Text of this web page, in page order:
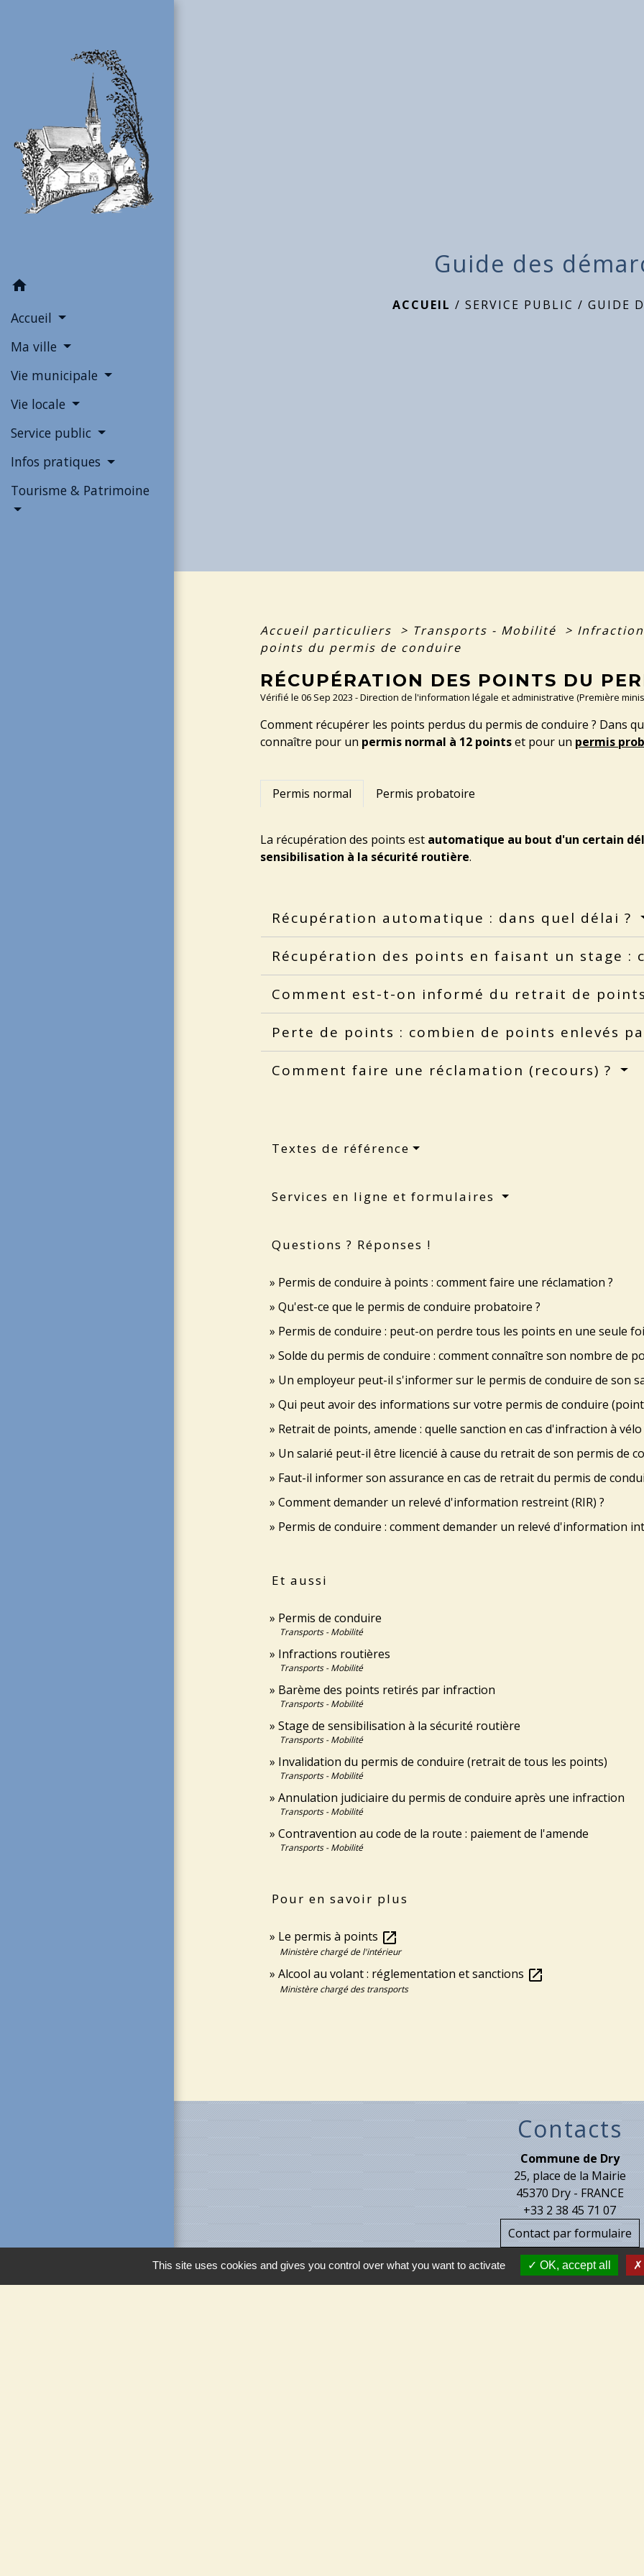
home
Accueil
Ma ville
Vie municipale
Vie locale
Service public
Infos pratiques
Tourisme & Patrimoine
Guide des
ACCUEIL /SERVICE PUBLIC /GUIDE
Accueil particuliers > Transports - Mobilité >
points du permis de conduire
RÉCUPÉRATION DES POINTS DU
Vérifié le 06 Sep 2023 - Direction de l'information légale et administrative (Première
Comment récupérer les points perdus du permis de conduire ? Dans
connaître pour un permis normal à 12 pointset pour un permis
Permis normal Permis probatoire
La récupération des points est automatique au bout d'un certain
sensibilisation à la sécurité routière.
Récupération automatique : dans quel délai ?
Récupération des points en faisant un stage :
Comment est-t-on informé du retrait de
Perte de points : combien de points enlevés
Comment faire une réclamation (recours) ?
Textes de référence
Services en ligne et formulaires
Questions ? Réponses !
Permis de conduire à points : comment faire une réclamation ?
Qu'est-ce que le permis de conduire probatoire ?
Permis de conduire : peut-on perdre tous les points en une seule
Solde du permis de conduire : comment connaître son nombre de
Un employeur peut-il s'informer sur le permis de conduire de son
Qui peut avoir des informations sur votre permis de conduire
Retrait de points, amende : quelle sanction en cas d'infraction à vélo
Un salarié peut-il être licencié à cause du retrait de son permis de
Faut-il informer son assurance en cas de retrait du permis de
Comment demander un relevé d'information restreint (RIR) ?
Permis de conduire : comment demander un relevé d'information
Et aussi
Permis de conduire
Transports - Mobilité
Infractions routières
Transports - Mobilité
Barème des points retirés par infraction
Transports - Mobilité
Stage de sensibilisation à la sécurité routière
Transports - Mobilité
Invalidation du permis de conduire (retrait de tous les points)
Transports - Mobilité
Annulation judiciaire du permis de conduire après une infraction
Transports - Mobilité
Contravention au code de la route : paiement de l'amende
Transports - Mobilité
Pour en savoir plus
Le permis à points open_in_new
Ministère chargé de l'intérieur
Alcool au volant : réglementation et sanctions open_in_new
Ministère chargé des transports
Contacts
Commune de Dry
25, place de la Mairie
45370 Dry - FRANCE
+33 2 38 45 71 07
Contact par formulaire
This site uses cookies and gives you control over what you want to activate OK, accept all